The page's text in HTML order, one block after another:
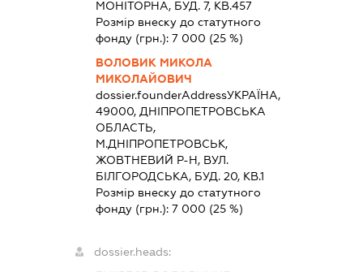
МОНІТОРНА, БУД. 7, КВ.457
Розмір внеску до статутного
фонду (грн.):7 000 (25 %)
ВОЛОВИК МИКОЛА
МИКОЛАЙОВИЧ
dossier.founderAddressУКРАЇНА,
49000, ДНIПРОПЕТРОВСЬКА
ОБЛАСТЬ,
М.ДНІПРОПЕТРОВСЬК,
ЖОВТНЕВИЙ Р-Н, ВУЛ.
БІЛГОРОДСЬКА, БУД. 20, КВ.1
Розмір внеску до статутного
фонду (грн.):7 000 (25 %)
dossier.heads: